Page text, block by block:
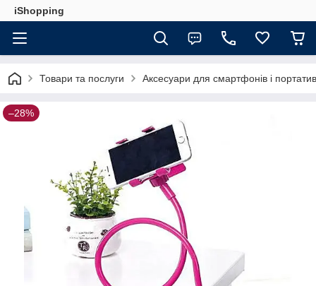
iShopping
Товари та послуги Аксесуари для смартфонів і
–28%